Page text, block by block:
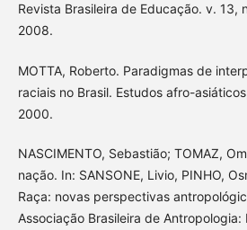
Revista Brasileira de Educação. v.
2008.
MOTTA, Roberto. Paradigmas de
raciais no Brasil. Estudos afro-
2000.
NASCIMENTO, Sebastião; TOMAZ,
nação. In: SANSONE, Livio, PINHO,
Raça: novas perspectivas
Associação Brasileira de